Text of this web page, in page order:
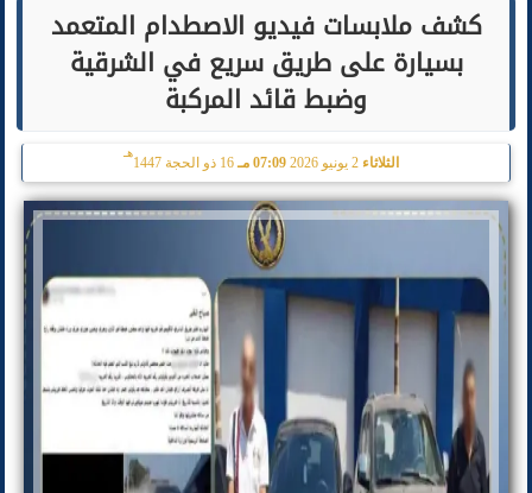
كشف ملابسات فيديو الاصطدام المتعمد
بسيارة على طريق سريع في الشرقية
وضبط قائد المركبة
الثلاثاء 07:09 مـ 16 ذو الحجة 1447
هـ